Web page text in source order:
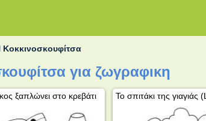
Κοκκινοσκουφίτσα
για ζωγραφικη
ξαπλώνει στο κρεβάτι